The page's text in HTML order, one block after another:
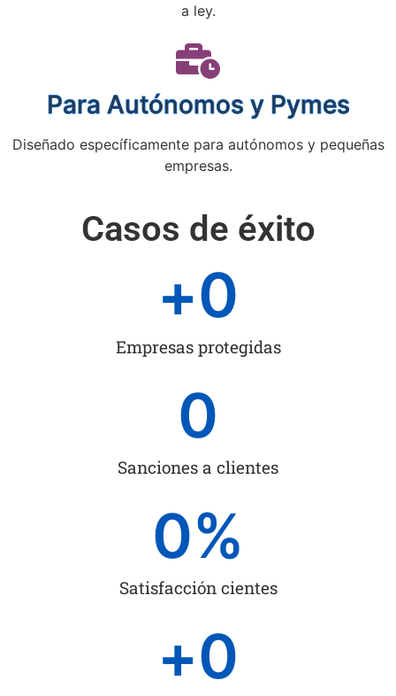
a ley.
Para Autónomos y Pymes
Diseñado específicamente para autónomos y pequeñas
empresas.
Casos de éxito
Empresas protegidas
+0
Sanciones a clientes
0
Satisfacción cientes
0%
+0